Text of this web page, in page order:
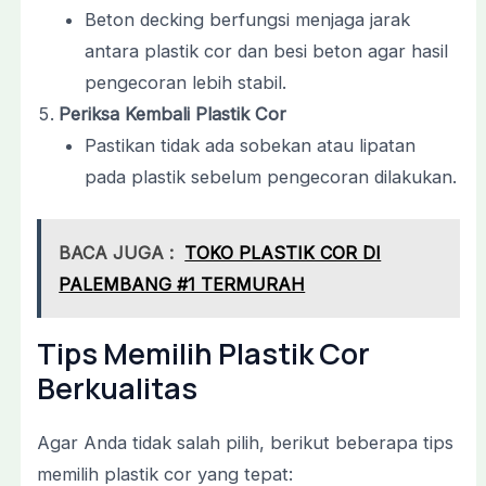
Beton decking berfungsi menjaga jarak
antara plastik cor dan besi beton agar hasil
pengecoran lebih stabil.
Periksa Kembali Plastik Cor
Pastikan tidak ada sobekan atau lipatan
pada plastik sebelum pengecoran dilakukan.
BACA JUGA : TOKO PLASTIK COR DI
PALEMBANG #1 TERMURAH
Tips Memilih Plastik Cor
Berkualitas
Agar Anda tidak salah pilih, berikut beberapa tips
memilih plastik cor yang tepat: